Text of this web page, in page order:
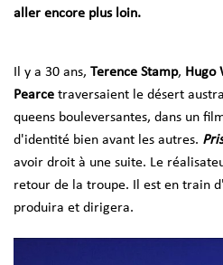
aller encore plus loin.
Il y a 30 ans, Terence Stamp, Hugo
Pearce traversaient le désert
queens bouleversantes, dans un
d'identité bien avant les autres.
avoir droit à une suite. Le
retour de la troupe. Il est en train
produira et dirigera.